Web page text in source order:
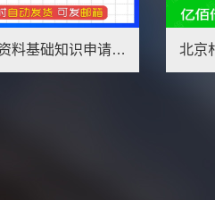
玉溪申请发明专利材料,玉溪申请发明专利的要求